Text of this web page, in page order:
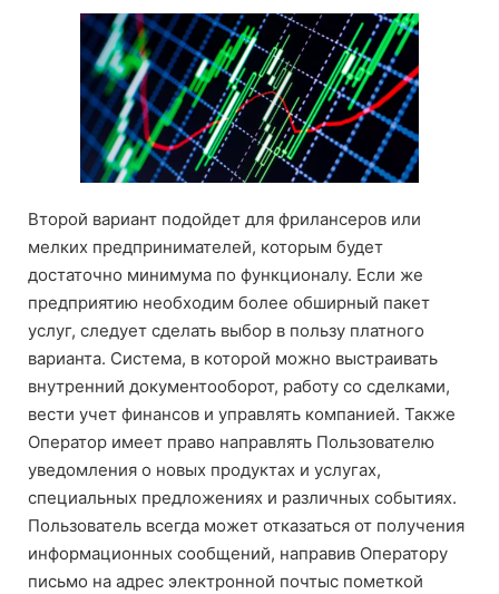
Второй вариант подойдет для фрилансеров или
мелких предпринимателей, которым будет
достаточно минимума по функционалу. Если же
предприятию необходим более обширный пакет
услуг, следует сделать выбор в пользу платного
варианта. Система, в которой можно выстраивать
внутренний документооборот, работу со сделками,
вести учет финансов и управлять компанией. Также
Оператор имеет право направлять Пользователю
уведомления о новых продуктах и услугах,
специальных предложениях и различных событиях.
Пользователь всегда может отказаться от получения
информационных сообщений, направив Оператору
письмо на адрес электронной почтыс пометкой